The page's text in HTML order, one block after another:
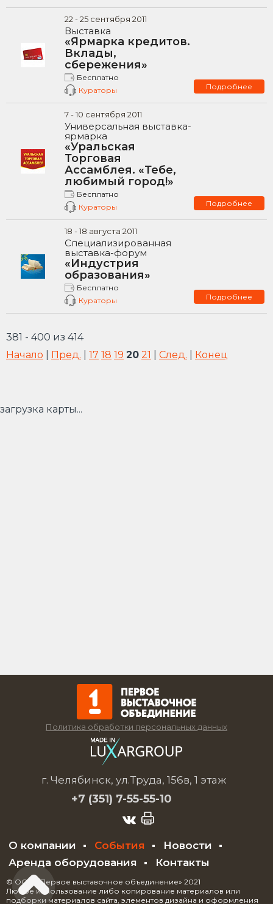
22 -25сентября 2011
Выставка
«Ярмарка кредитов.
Вклады,
сбережения»
Бесплатно
Кураторы
Подробнее
7-10 сентября 2011
Универсальная выставка-
ярмарка
«Уральская
Торговая
Ассамблея. «Тебе,
любимый город!»
Бесплатно
Кураторы
Подробнее
18 -18 августа 2011
Специализированная
выставка-форум
«Индустрия
образования»
Бесплатно
Кураторы
Подробнее
381 - 400 из 414
Начало
Пред. 17 18 19 20 21 След. Конец
загрузка карты...
Политика обработки персональных данных
г. Челябинск, ул.Труда, 156в, 1 этаж
+7 (351) 7-55-55-10
О компании События
Новости
Аренда оборудования
Контакты
© ООО «Первое выставочное объединение» 2021
Любое использование либо копирование материалов или
подборки материалов сайта, элементов дизайна и оформления